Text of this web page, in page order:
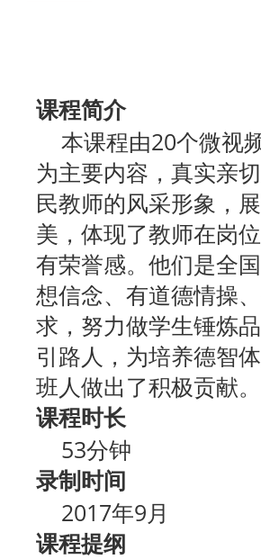
课程简介
本课程由20个微视
为主要内容，真实亲
民教师的风采形象，
美，体现了教师在岗
有荣誉感。他们是全
想信念、有道德情操
求，努力做学生锤炼
引路人，为培养德智
班人做出了积极贡献。
课程时长
53分钟
录制时间
2017年9月
课程提纲